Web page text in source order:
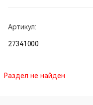
Артикул:
27341000
Раздел не найден